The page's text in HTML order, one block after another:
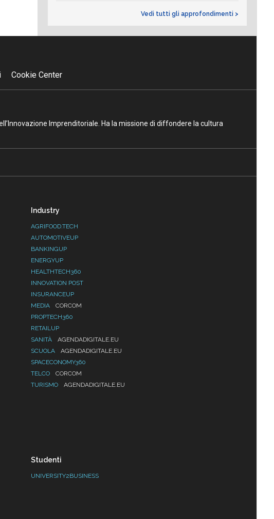
Vedi tutti gli approfondimenti >
Cookie Center
Imprenditoriale. Ha la missione di diffondere la cultura
Industry
AGRIFOOD.TECH
AUTOMOTIVEUP
BANKINGUP
ENERGYUP
HEALTHTECH360
INNOVATION POST
INSURANCEUP
MEDIA
CORCOM
PROPTECH360
RETAILUP
SANITÀ
AGENDADIGITALE.EU
SCUOLA
AGENDADIGITALE.EU
SPACECONOMY360
TELCO
CORCOM
TURISMO
AGENDADIGITALE.EU
Studenti
UNIVERSITY2BUSINESS